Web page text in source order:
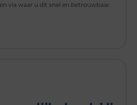
via waar u dit snel en betrouwbaar